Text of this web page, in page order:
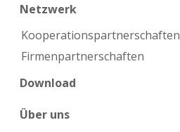
Netzwerk
Kooperations­partnerschaften
Firmen­partnerschaften
Download
Über uns